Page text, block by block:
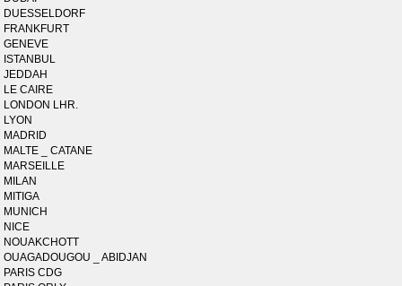
DUESSELDORF
FRANKFURT
GENEVE
ISTANBUL
JEDDAH
LE CAIRE
LONDON LHR.
LYON
MADRID
MALTE _ CATANE
MARSEILLE
MILAN
MITIGA
MUNICH
NICE
NOUAKCHOTT
OUAGADOUGOU _ ABIDJAN
PARIS CDG